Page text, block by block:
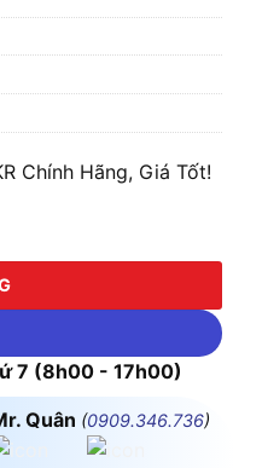
Chính Hãng, Giá Tốt!
7 (8h00 - 17h00)
Quân (0909.346.736)